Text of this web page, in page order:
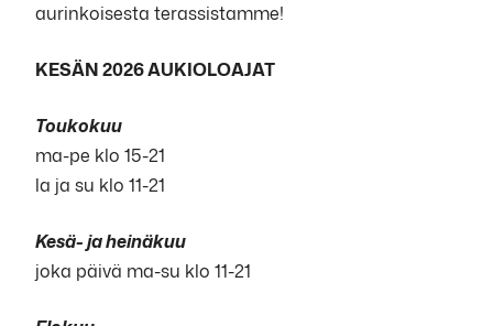
aurinkoisesta terassistamme!
KESÄN 2026 AUKIOLOAJAT
Toukokuu
ma-pe klo 15-21
la ja su klo 11-21
Kesä- ja heinäkuu
joka päivä ma-su klo 11-21